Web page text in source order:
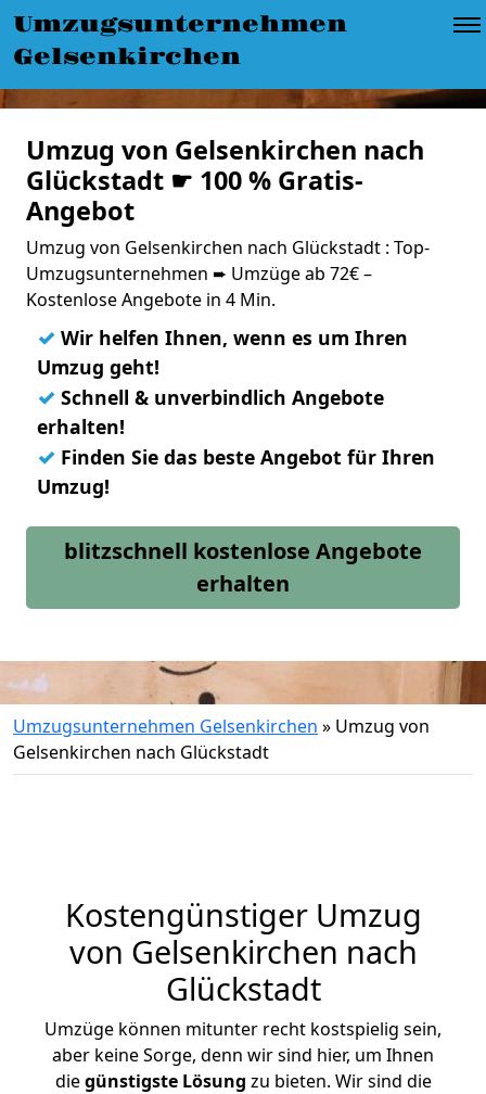
Umzugsunternehmen
Gelsenkirchen
Umzug von Gelsenkirchen nach
Glückstadt ☛ 100 % Gratis-
Angebot
Umzug von Gelsenkirchen nach Glückstadt : Top-
Umzugsunternehmen ➨ Umzüge ab 72€ –
Kostenlose Angebote in 4 Min.
✓ Wir helfen Ihnen, wenn es um Ihren
Umzug geht!
✓ Schnell & unverbindlich Angebote
erhalten!
✓ Finden Sie das beste Angebot für Ihren
Umzug!
blitzschnell kostenlose Angebote
erhalten
Umzugsunternehmen Gelsenkirchen » Umzug von
Gelsenkirchen nach Glückstadt
Kostengünstiger Umzug
von Gelsenkirchen nach
Glückstadt
Umzüge können mitunter recht kostspielig sein,
aber keine Sorge, denn wir sind hier, um Ihnen
diegünstigste Lösung zu bieten. Wir sind die